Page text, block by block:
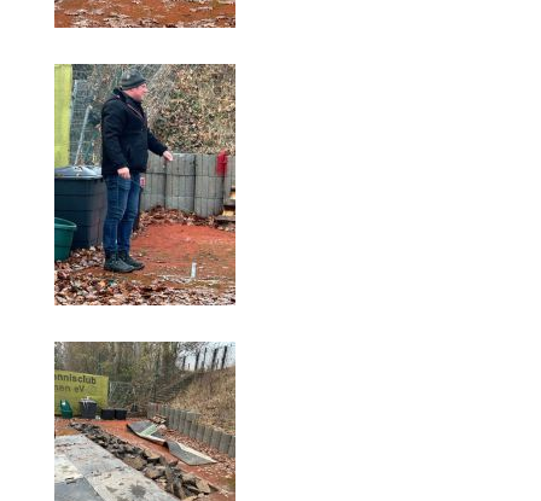
MANNSCHAFTEN
Punktspiele
Punktspiele Wintersaison 2025/2026
Erwachsene
Jugend
TRAINING
Trainingszeiten
Trainer
Platz buchen
Kinder- und Jugendtraining